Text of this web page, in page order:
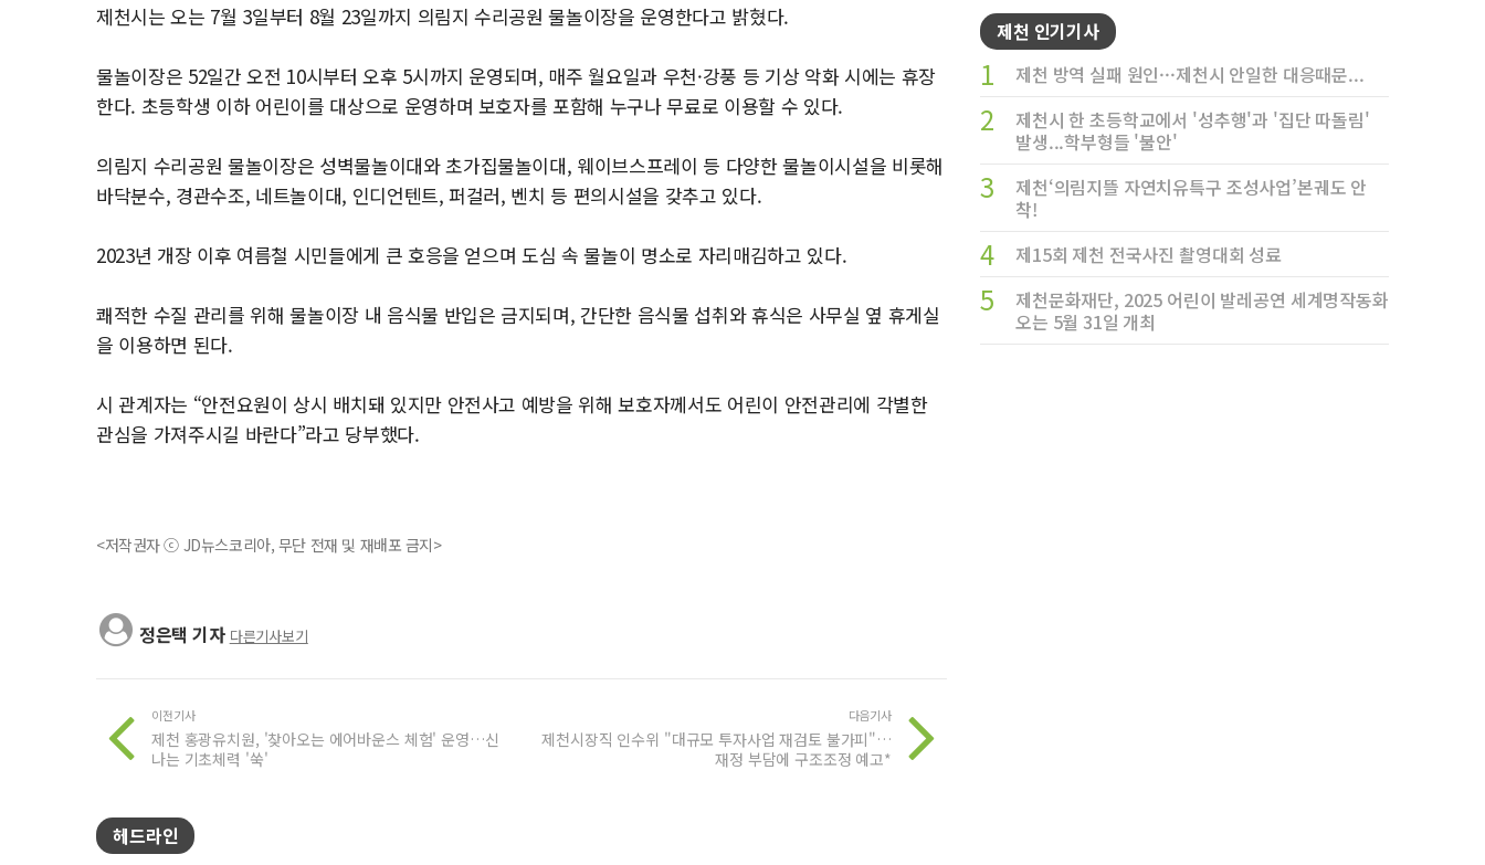
제천시는 오는 7월 3일부터 8월 23일까지 의림지 수리공원 물놀이장을 운영한다고 밝혔다.
물놀이장은 52일간 오전 10시부터 오후 5시까지 운영되며, 매주 월요일과 우천·강풍 등 기상 악화 시에는 휴장
한다. 초등학생 이하 어린이를 대상으로 운영하며 보호자를 포함해 누구나 무료로 이용할 수 있다.
의림지 수리공원 물놀이장은 성벽물놀이대와 초가집물놀이대, 웨이브스프레이 등 다양한 물놀이시설을 비롯해
바닥분수, 경관수조, 네트놀이대, 인디언텐트, 퍼걸러, 벤치 등 편의시설을 갖추고 있다.
2023년 개장 이후 여름철 시민들에게 큰 호응을 얻으며 도심 속 물놀이 명소로 자리매김하고 있다.
쾌적한 수질 관리를 위해 물놀이장 내 음식물 반입은 금지되며, 간단한 음식물 섭취와 휴식은 사무실 옆 휴게실
을 이용하면 된다.
시 관계자는 “안전요원이 상시 배치돼 있지만 안전사고 예방을 위해 보호자께서도 어린이 안전관리에 각별한
관심을 가져주시길 바란다”라고 당부했다.
<저작권자 ⓒ JD뉴스코리아, 무단 전재 및 재배포 금지>
정은택 기자 다른기사보기
이전기사
제천 홍광유치원, '찾아오는 에어바운스 체험' 운영…신
나는 기초체력 '쑥'
다음기사
제천시장직 인수위 "대규모 투자사업 재검토 불가피"…
재정 부담에 구조조정 예고*
헤드라인
제천 인기기사
1 제천 방역 실패 원인···제천시 안일한 대응때문...
2
제천시 한 초등학교에서 '성추행'과 '집단 따돌림'
발생...학부형들 '불안'
3
제천‘의림지뜰 자연치유특구 조성사업’본궤도 안
착!
4 제15회 제천 전국사진 촬영대회 성료
5
제천문화재단, 2025 어린이 발레공연 세계명작동화
오는 5월 31일 개최